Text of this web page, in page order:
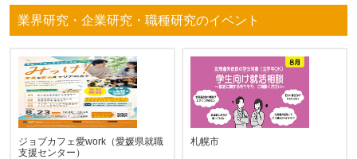
業界研究・企業研究・職種研究のイベント
ジョブカフェ愛work（愛媛県就職
支援センター）
札幌市